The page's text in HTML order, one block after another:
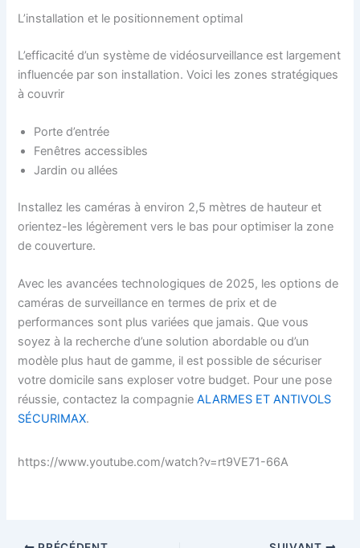
L’installation et le positionnement optimal
L’efficacité d’un système de vidéosurveillance est largement
influencée par son installation. Voici les zones stratégiques
à couvrir
Porte d’entrée
Fenêtres accessibles
Jardin ou allées
Installez les caméras à environ 2,5 mètres de hauteur et
orientez-les légèrement vers le bas pour optimiser la zone
de couverture.
Avec les avancées technologiques de 2025, les options de
caméras de surveillance en termes de prix et de
performances sont plus variées que jamais. Que vous
soyez à la recherche d’une solution abordable ou d’un
modèle plus haut de gamme, il est possible de sécuriser
votre domicile sans exploser votre budget. Pour une pose
réussie, contactez la compagnieALARMES ET ANTIVOLS
SÉCURIMAX.
https://www.youtube.com/watch?v=rt9VE71-66A